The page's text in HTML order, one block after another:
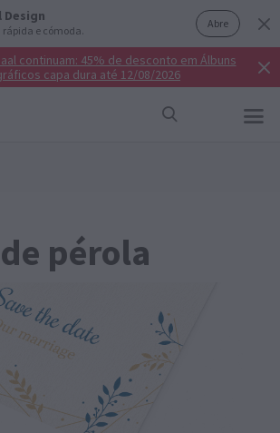
Design
rápida e cómoda. Abre
continuam: 45% de desconto em Álbuns
capa dura até 12/08/2026
pérola